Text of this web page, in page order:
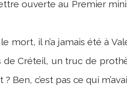
ouverte au Premier
mort, il n’a jamais été à
de Créteil, un truc de
Ben, c’est pas ce qui